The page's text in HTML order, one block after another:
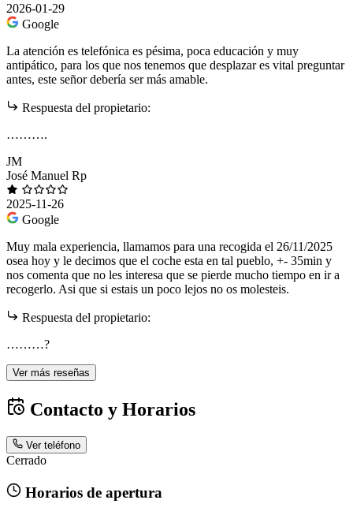
2026-01-29
Google
La atención es telefónica es pésima, poca educación y muy
antipático, para los que nos tenemos que desplazar es vital preguntar
antes, este señor debería ser más amable.
Respuesta del propietario:
……….
JM
José Manuel Rp
2025-11-26
Google
Muy mala experiencia, llamamos para una recogida el 26/11/2025
osea hoy y le decimos que el coche esta en tal pueblo, +- 35min y
nos comenta que no les interesa que se pierde mucho tiempo en ir a
recogerlo. Asi que si estais un poco lejos no os molesteis.
Respuesta del propietario:
………?
Ver más reseñas
Contacto y Horarios
Ver teléfono
Cerrado
Horarios de apertura